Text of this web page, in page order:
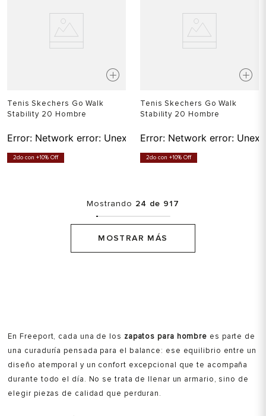
Tenis Skechers Go Walk
Stability 20 Hombre
Error: Network error: Unexpected token T in JSON at
2do con +10% Off
Tenis Skechers Go Walk
Stability 20 Hombre
Error: Network error:
2do con +10% Off
Mostrando 24 de 917
MOSTRAR MÁS
En Freeport, cada una de los zapatos para hombre es parte de
una curaduría pensada para el balance: ese equilibrio entre un
diseño atemporal y un confort excepcional que te acompaña
durante todo el día. No se trata de llenar un armario, sino de
elegir piezas de calidad que perduran.